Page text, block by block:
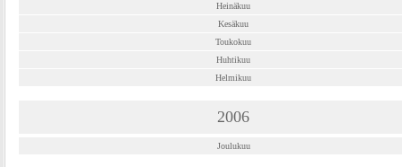
Heinäkuu
Kesäkuu
Toukokuu
Huhtikuu
Helmikuu
2006
Joulukuu